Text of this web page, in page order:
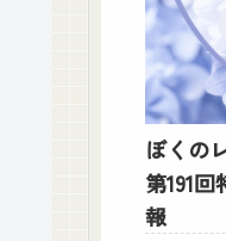
ぼくの
第191
報